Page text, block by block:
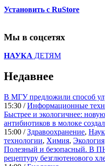
Установить с RuStore
Мы в соцсетях
НАУКА ДЕТЯМ
Недавнее
В МГУ предложили способ
15:30 /Информационные
Быстрее и экологичнее:
антибиотиков в молоке
15:00 /Здравоохранение,
технологии, Химия, Экология
Полезный и безопасный. В
рецептуру безглютенового